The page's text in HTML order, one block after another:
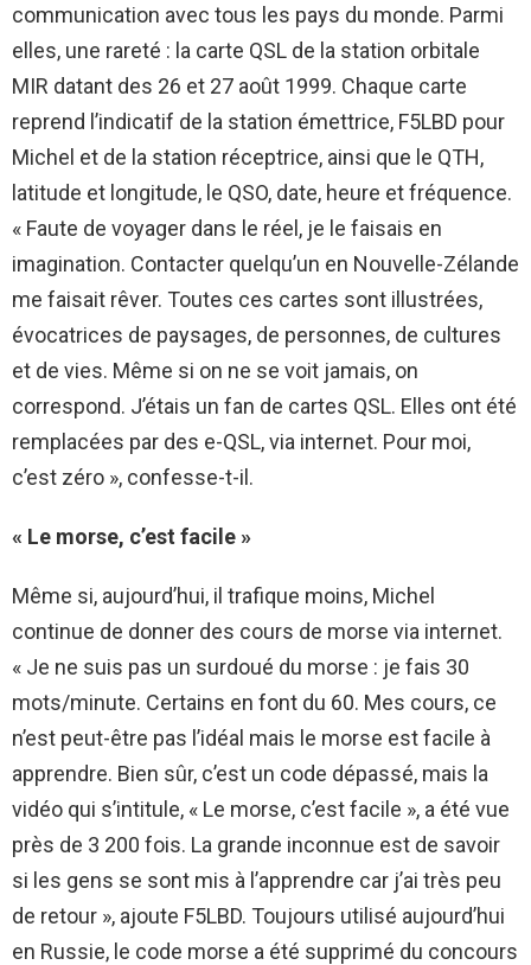
communication avec tous les pays du monde. Parmi
elles, une rareté : la carte QSL de la station orbitale
MIR datant des 26 et 27 août 1999. Chaque carte
reprend l’indicatif de la station émettrice, F5LBD pour
Michel et de la station réceptrice, ainsi que le QTH,
latitude et longitude, le QSO, date, heure et fréquence.
« Faute de voyager dans le réel, je le faisais en
imagination. Contacter quelqu’un en Nouvelle-Zélande
me faisait rêver. Toutes ces cartes sont illustrées,
évocatrices de paysages, de personnes, de cultures
et de vies. Même si on ne se voit jamais, on
correspond. J’étais un fan de cartes QSL. Elles ont été
remplacées par des e-QSL, via internet. Pour moi,
c’est zéro », confesse-t-il.
« Le morse, c’est facile »
Même si, aujourd’hui, il trafique moins, Michel
continue de donner des cours de morse via internet.
« Je ne suis pas un surdoué du morse : je fais 30
mots/minute. Certains en font du 60. Mes cours, ce
n’est peut-être pas l’idéal mais le morse est facile à
apprendre. Bien sûr, c’est un code dépassé, mais la
vidéo qui s’intitule, « Le morse, c’est facile », a été vue
près de 3 200 fois. La grande inconnue est de savoir
si les gens se sont mis à l’apprendre car j’ai très peu
de retour », ajoute F5LBD. Toujours utilisé aujourd’hui
en Russie, le code morse a été supprimé du concours